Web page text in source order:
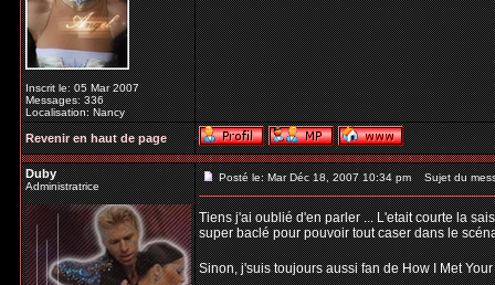
Inscrit le: 05 Mar 2007
Messages: 336
Localisation: Nancy
Revenir en haut de page
Duby
Administratrice
Posté le: Mar Déc 18, 2007 10:34 pm Sujet du
Tiens j'ai oublié d'en parler ... L'etait courte la
super baclé pour pouvoir tout caser dans le
Sinon, j'suis toujours aussi fan de How I Met